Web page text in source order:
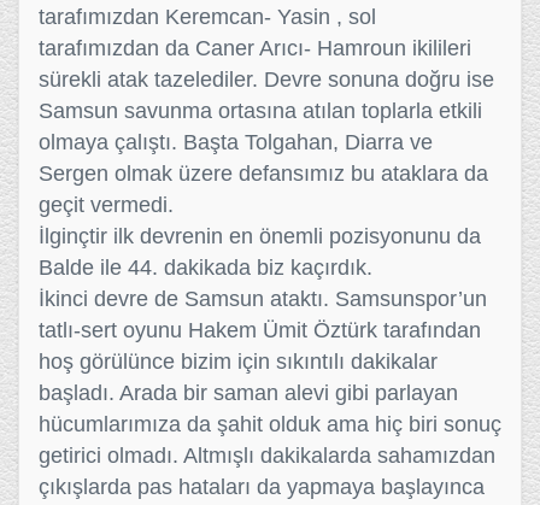
tarafımızdan Keremcan- Yasin , sol
tarafımızdan da Caner Arıcı- Hamroun ikilileri
sürekli atak tazelediler. Devre sonuna doğru ise
Samsun savunma ortasına atılan toplarla etkili
olmaya çalıştı. Başta Tolgahan, Diarra ve
Sergen olmak üzere defansımız bu ataklara da
geçit vermedi.
İlginçtir ilk devrenin en önemli pozisyonunu da
Balde ile 44. dakikada biz kaçırdık.
İkinci devre de Samsun ataktı. Samsunspor’un
tatlı-sert oyunu Hakem Ümit Öztürk tarafından
hoş görülünce bizim için sıkıntılı dakikalar
başladı. Arada bir saman alevi gibi parlayan
hücumlarımıza da şahit olduk ama hiç biri sonuç
getirici olmadı. Altmışlı dakikalarda sahamızdan
çıkışlarda pas hataları da yapmaya başlayınca